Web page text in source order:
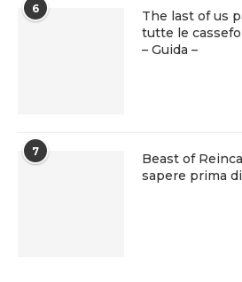
6
The last of us
tutte le
– Guida –
7
Beast of
sapere prima